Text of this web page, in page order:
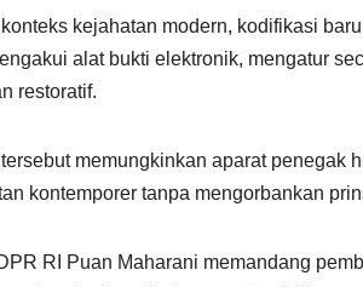
kejahatan modern, kodifikasi
alat bukti elektronik, mengatur
restoratif.
memungkinkan aparat penegak
kontemporer tanpa mengorbankan
RI Puan Maharani memandang